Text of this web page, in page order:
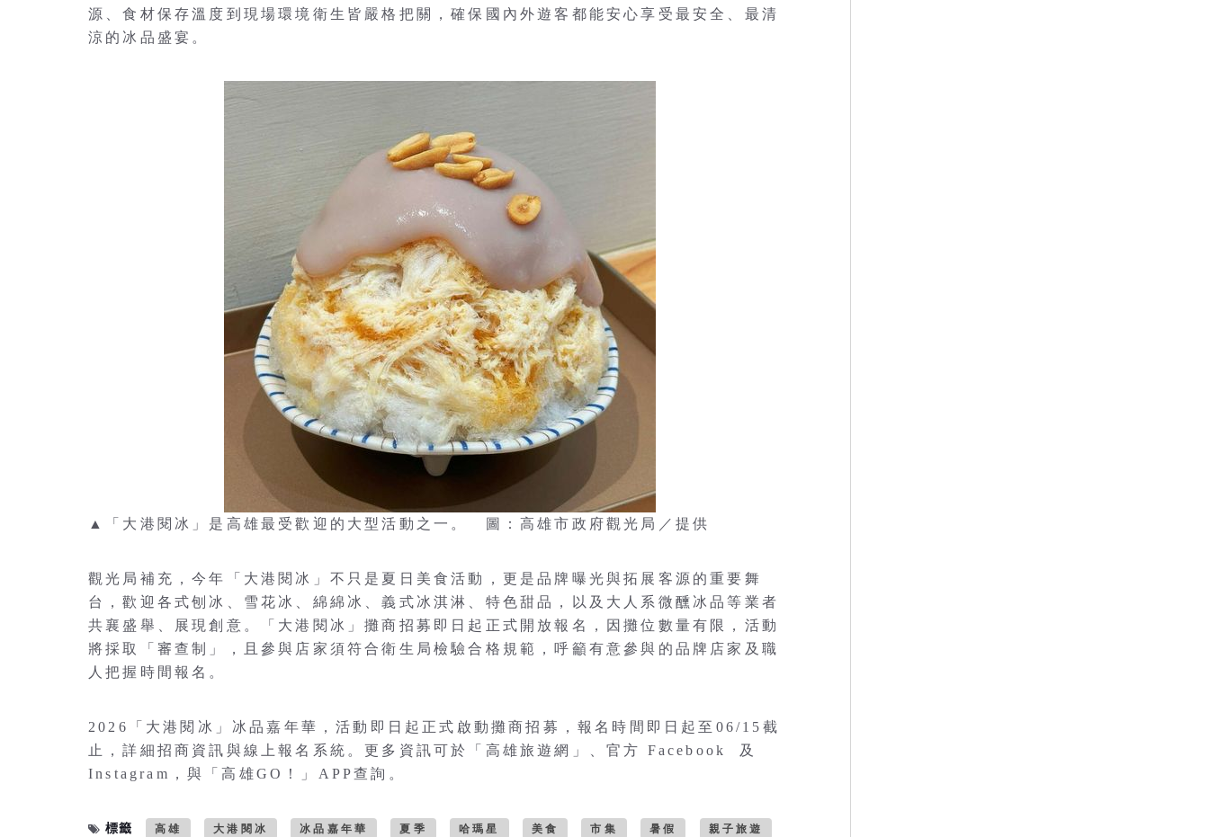
源、食材保存溫度到現場環境衛生皆嚴格把關，確保國內外遊客都能安心享受最安全、最清
涼的冰品盛宴。
▲「大港閱冰」是高雄最受歡迎的大型活動之一。 圖：高雄市政府觀光局／提供
觀光局補充，今年「大港閱冰」不只是夏日美食活動，更是品牌曝光與拓展客源的重要舞
台，歡迎各式刨冰、雪花冰、綿綿冰、義式冰淇淋、特色甜品，以及大人系微醺冰品等業者
共襄盛舉、展現創意。「大港閱冰」攤商招募即日起正式開放報名，因攤位數量有限，活動
將採取「審查制」，且參與店家須符合衛生局檢驗合格規範，呼籲有意參與的品牌店家及職
人把握時間報名。
2026「大港閱冰」冰品嘉年華，活動即日起正式啟動攤商招募，報名時間即日起至06/15截
止，詳細招商資訊與線上報名系統。更多資訊可於「高雄旅遊網」、官方 Facebook 及
Instagram，與「高雄GO！」APP查詢。
標籤 高雄 大港閱冰 冰品嘉年華 夏季 哈瑪星 美食 市集 暑假 親子旅遊